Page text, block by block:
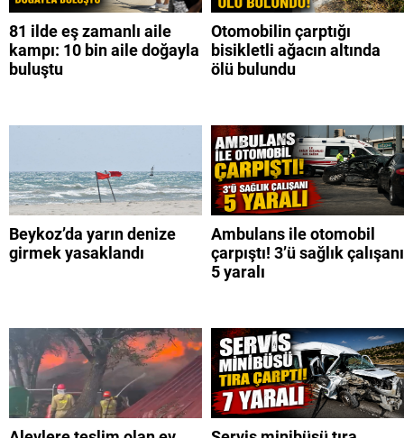
81 ilde eş zamanlı aile
kampı: 10 bin aile doğayla
buluştu
Otomobilin çarptığı
bisikletli ağacın altında
ölü bulundu
Beykoz’da yarın denize
girmek yasaklandı
Ambulans ile otomobil
çarpıştı! 3’ü sağlık çalışanı
5 yaralı